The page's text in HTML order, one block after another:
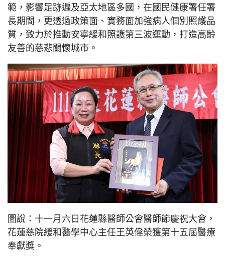
範，影響足跡遍及亞太地區多國，在國民健康署任署
長期間，更透過政策面、實務面加強病人個別照護品
質，致力於推動安寧緩和照護第三波運動，打造高齡
友善的慈悲關懷城市。
圖說：十一月六日花蓮縣醫師公會醫師節慶祝大會，
花蓮慈院緩和醫學中心主任王英偉榮獲第十五屆醫療
奉獻獎。